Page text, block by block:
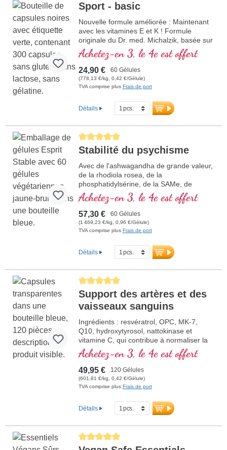
Sport - basic
Nouvelle formule améliorée : Maintenant
avec les vitamines E et K ! Formule
originale du Dr. med. Michalzik, basée sur
la recherche scientifique la plus récente.
Vitamines B 2, 6, 12 et acide folique sous
forme bioactive.
Achetez-en 3, le 4e est offert
24,90 € 60 Gélules
(778,13 €/kg, 0,42 €/Gélule)
TVA comprise plus Frais de port
Détails
Average rating of 5 out of 5 stars
Stabilité du psychisme
Avec de l'ashwagandha de grande valeur,
de la rhodiola rosea, de la
phosphatidylsérine, de la SAMe, de
l'oméga 3 et de la vitamine B12, qui
contribue à normaliser la fonction du
psychisme
Achetez-en 3, le 4e est offert
57,30 € 60 Gélules
(1 469,23 €/kg, 0,96 €/Gélule)
TVA comprise plus Frais de port
Détails
Average rating of 5 out of 5 stars
Support des artères et des
vaisseaux sanguins
Ingrédients : resvératrol, OPC, MK-7,
Q10, hydroxytyrosol, nattokinase et
vitamine C, qui contribue à normaliser la
fonction des vaisseaux sanguins. Les
vitamines B sont sous leur forme
bioactive.
Achetez-en 3, le 4e est offert
49,95 € 120 Gélules
(601,81 €/kg, 0,42 €/Gélule)
TVA comprise plus Frais de port
Détails
Average rating of 5 out of 5 stars